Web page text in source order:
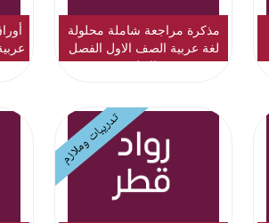
مذكرة مراجعة شاملة محلولة
لغة عربية الصف الاول الفصل
تدريبات وملازم